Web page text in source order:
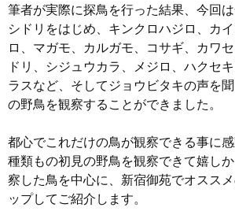
筆者が実際に探鳥を行った結果、今回
シドリをはじめ、キンクロハジロ、カ
ロ、マガモ、カルガモ、コサギ、カワ
ドリ、シジュウカラ、メジロ、ハクセ
ラスなど、そしてジョウビタキの声を
の野鳥を観察することができました。
都心でこれだけの鳥が観察できる事に
種類もの初見の野鳥を観察できて嬉し
察した鳥を中心に、新宿御苑でオスス
ップしてご紹介します。